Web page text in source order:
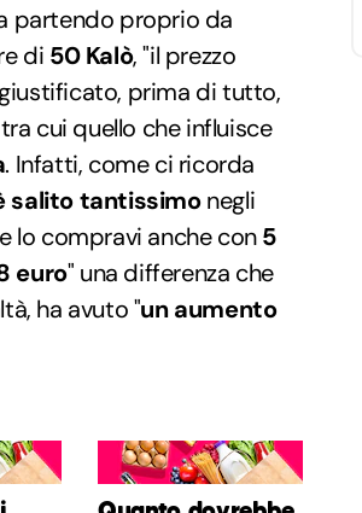
partendo proprio da
di 50 Kalò, "il prezzo
prima di tutto,
cui quello che influisce
. Infatti, come ci ricorda
salito tantissimonegli
lo compravi anche con5
euro" una differenza che
ha avuto "un aumento